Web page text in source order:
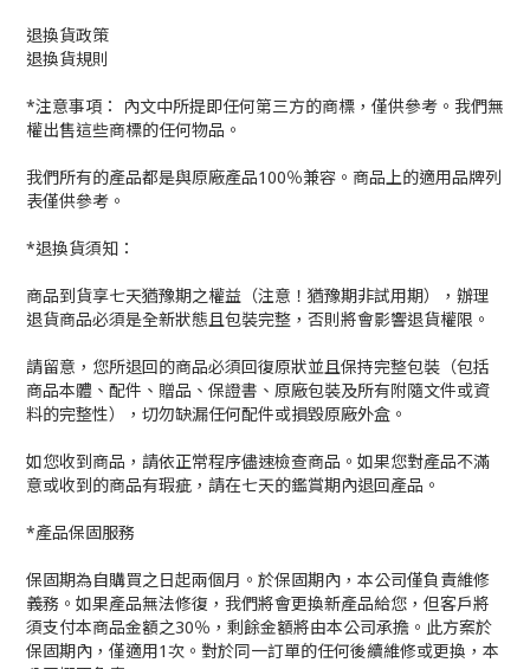
退換貨政策
退換貨規則
*注意事項： 內文中所提即任何第三方的商標，僅供參考。我們無
權出售這些商標的任何物品。
我們所有的產品都是與原廠產品100％兼容。商品上的適用品牌列
表僅供參考。
*退換貨須知：
商品到貨享七天猶豫期之權益（注意！猶豫期非試用期），辦理
退貨商品必須是全新狀態且包裝完整，否則將會影響退貨權限。
請留意，您所退回的商品必須回復原狀並且保持完整包裝（包括
商品本體、配件、贈品、保證書、原廠包裝及所有附隨文件或資
料的完整性），切勿缺漏任何配件或損毀原廠外盒。
如您收到商品，請依正常程序儘速檢查商品。如果您對產品不滿
意或收到的商品有瑕疵，請在七天的鑑賞期內退回產品。
*產品保固服務
保固期為自購買之日起兩個月。於保固期內，本公司僅負責維修
義務。如果產品無法修復，我們將會更換新產品給您，但客戶將
須支付本商品金額之30％，剩餘金額將由本公司承擔。此方案於
保固期內，僅適用1次。對於同一訂單的任何後續維修或更換，本